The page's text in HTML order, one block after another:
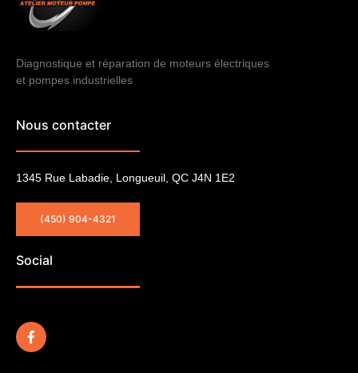
Diagnostique et réparation de moteurs électriques
et pompes industrielles
Nous contacter
1345 Rue Labadie, Longueuil, QC J4N 1E2
(450) 904-4321
Social